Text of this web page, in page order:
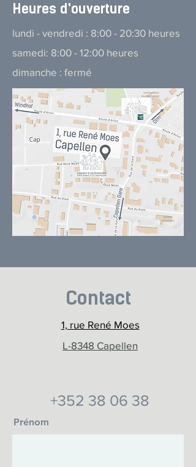
Heures d'ouverture
lundi - vendredi : 8:00 - 20:30 heures
samedi: 8:00 - 12:00 heures
dimanche : fermé
Contact
1, rue René Moes
L-8348 Capellen
+352 38 06 38
Prénom